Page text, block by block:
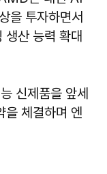
을 투자하면서
생산 능력 확대
신제품을 앞세
을 체결하며 엔